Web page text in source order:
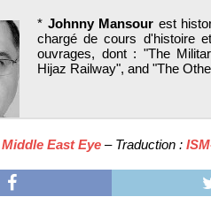
* Johnny Mansour est
chargé de cours d'histoire
ouvrages, dont : "The
Hijaz Railway", and "The
Middle East Eye – Traduction :